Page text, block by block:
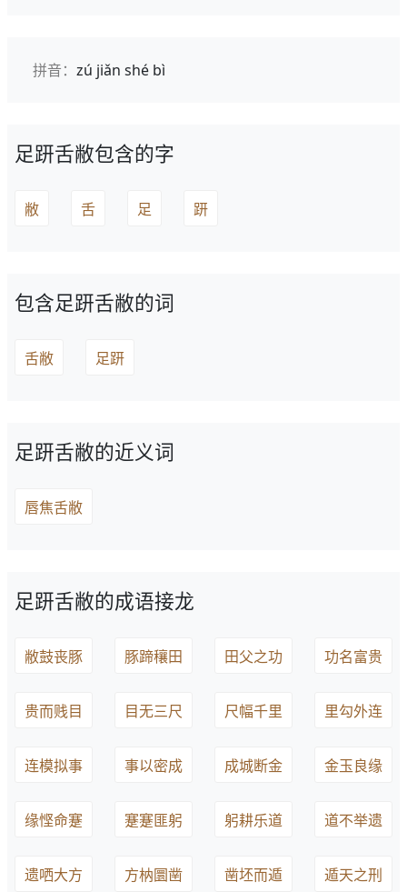
拼音： zú jiǎn shé bì
足趼舌敝包含的字
敝 舌 足 趼
包含足趼舌敝的词
舌敝 足趼
足趼舌敝的近义词
唇焦舌敝
足趼舌敝的成语接龙
敝鼓丧豚 豚蹄穰田 田父之功 功名富贵
贵而贱目 目无三尺 尺幅千里 里勾外连
连模拟事 事以密成 成城断金 金玉良缘
缘悭命蹇 蹇蹇匪躬 躬耕乐道 道不举遗
遗哂大方 方枘圜凿 凿坯而遁 遁天之刑